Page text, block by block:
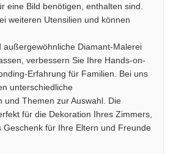
eine Bild benötigen, enthalten sind.
weiteren Utensilien und können
außergewöhnliche Diamant-Malerei
verbessern Sie Ihre Hands-on-
Erfahrung für Familien. Bei uns
unterschiedliche
und Themen zur Auswahl. Die
für die Dekoration Ihres Zimmers,
Geschenk für Ihre Eltern und Freunde